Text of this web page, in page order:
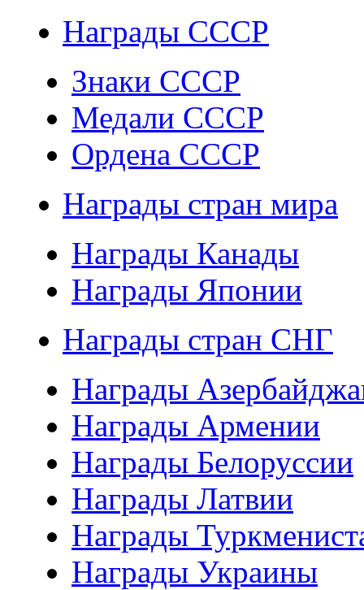
Награды СССР
Знаки СССР
Медали СССР
Ордена СССР
Награды стран мира
Награды Канады
Награды Японии
Награды стран СНГ
Награды
Награды Армении
Награды Белоруссии
Награды Латвии
Награды
Награды Украины